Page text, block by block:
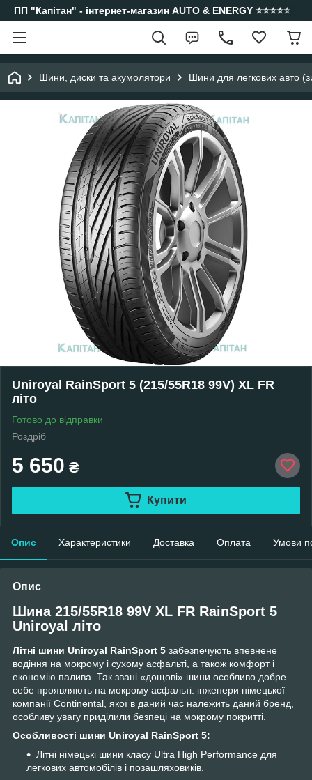
ПП "Капітан" - інтернет-магазин AUTO & ENERGY ⭐️⭐️⭐️⭐️⭐️
Шини, диски та акумолятори Шини для легкових авто
Uniroyal RainSport 5 (215/55R18 99V) XL FR
літо
Готово до відправки
Роздріб
5 650 ₴
Купити
Опис Характеристики Доставка Оплата Умови
Опис
Шина 215/55R18 99V XL FR RainSport 5
Uniroyal літо
Літні шини Uniroyal RainSport 5 забезпечують впевнене
водіння на мокрому і сухому асфальті, а також комфорт і
економію палива. Так звані «дощові» шини особливо добре
себе проявляють на мокрому асфальті: інженери німецької
компанії Continental, якої в даний час належить даний бренд,
особливу увагу приділили безпеці на мокрому покритті.
Особливості шини Uniroyal RainSport 5:
Літні німецькі шини класу Ultra High Performance для
легкових автомобілів і позашляховиків.